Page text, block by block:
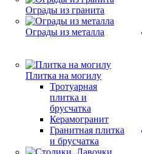
Ограды из гранита
Ограды из металла
Плитка на могилу
Тротуарная
плитка и
брусчатка
Керамогранит
Гранитная плитка
и брусчатка